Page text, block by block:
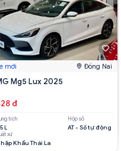
mới Đồng Nai
Mg5 Lux 2025
đ
tích
L
Hộp số
AT - Số tự động
xứ
Khẩu Thái La